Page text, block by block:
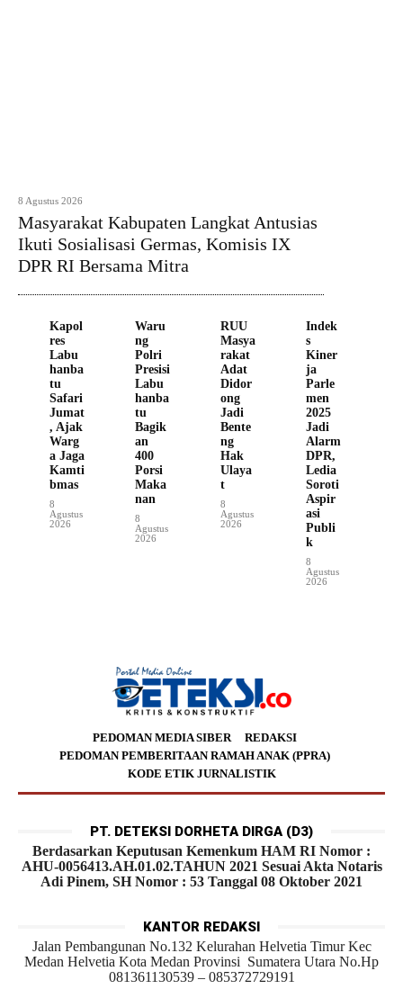
8 Agustus 2026
Masyarakat Kabupaten Langkat Antusias
Ikuti Sosialisasi Germas, Komisis IX
DPR RI Bersama Mitra
Kapol
res
Labu
hanba
tu
Safari
Jumat
, Ajak
Warg
a Jaga
Kamti
bmas
8
Agustus
2026
Waru
ng
Polri
Presisi
Labu
hanba
tu
Bagik
an
400
Porsi
Maka
nan
8
Agustus
2026
RUU
Masya
rakat
Adat
Didor
ong
Jadi
Bente
ng
Hak
Ulaya
t
8
Agustus
2026
Indek
s
Kiner
ja
Parle
men
2025
Jadi
Alarm
DPR,
Ledia
Soroti
Aspir
asi
Publi
k
8
Agustus
2026
PEDOMAN MEDIA SIBER
REDAKSI
PEDOMAN PEMBERITAAN RAMAH ANAK (PPRA)
KODE ETIK JURNALISTIK
PT. DETEKSI DORHETA DIRGA (D3)
Berdasarkan Keputusan Kemenkum HAM RI Nomor :
AHU-0056413.AH.01.02.TAHUN 2021 Sesuai Akta Notaris
Adi Pinem, SH Nomor : 53 Tanggal 08 Oktober 2021
KANTOR REDAKSI
Jalan Pembangunan No.132 Kelurahan Helvetia Timur Kec
Medan Helvetia Kota Medan Provinsi Sumatera Utara No.Hp
081361130539 – 085372729191